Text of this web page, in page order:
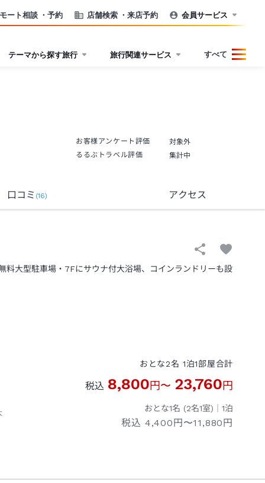
ート相談 ・予約 店舗検索 ・来店予約 会員サービス
テーマから探す旅行 旅行関連サービス すべて
お客様アンケート評価
対象外
るるぶトラベル評価
集計中
口コミ (16) アクセス
料大型駐車場・7Fにサウナ付大浴場、コインランドリーも設
おとな2名 1泊1部屋合計
税込 8,800円〜 23,760円
おとな1名 (2名1室)｜ 1泊
税込 4,400円〜11,880円